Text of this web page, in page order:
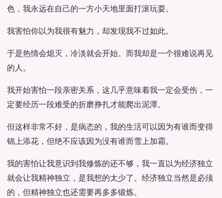
色，我永远在自己的一方小天地里面打滚玩耍。
我害怕你以为我很有魅力，却发现我不过如此。
于是热情会熄灭，冷淡就会开始。而我却是一个很难说再见
的人。
我开始害怕一段亲密关系，这几乎意味着我一定会受伤，一
定要经历一段难受的折磨挣扎才能爬出泥潭。
但这样非常不好，是病态的，我的生活可以因为有谁而变得
锦上添花，但绝不应该因为没有谁而雪上加霜。
我的害怕让我意识到我修炼的还不够，我一直以为经济独立
就会让我精神独立，是我想的太少了。经济独立当然是必须
的，但精神独立也还需要再多多锻炼。